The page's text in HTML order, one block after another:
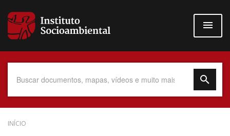
para
conteúdo
Data do Documento
INÍCIO